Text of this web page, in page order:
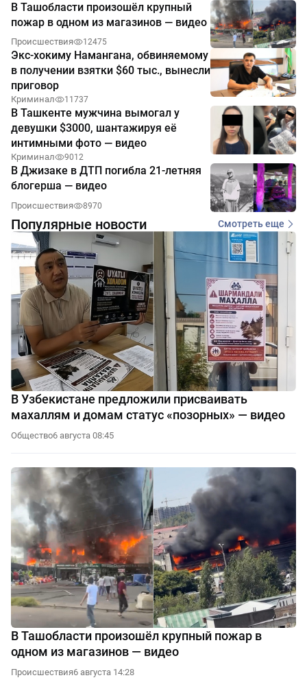
В Ташобласти произошёл крупный
пожар в одном из магазинов — видео
Происшествия 12475
Экс-хокиму Намангана, обвиняемому
в получении взятки $60 тыс., вынесли
приговор
Криминал 11737
В Ташкенте мужчина вымогал у
девушки $3000, шантажируя её
интимными фото — видео
Криминал 9012
В Джизаке в ДТП погибла 21-летняя
блогерша — видео
Происшествия 8970
Популярные новости Смотреть еще
В Узбекистане предложили присваивать
махаллям и домам статус «позорных» — видео
Общество6 августа 08:45
В Ташобласти произошёл крупный пожар в
одном из магазинов — видео
Происшествия6 августа 14:28